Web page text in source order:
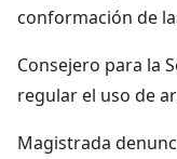
conformación de
Consejero para la
regular el uso de
Magistrada